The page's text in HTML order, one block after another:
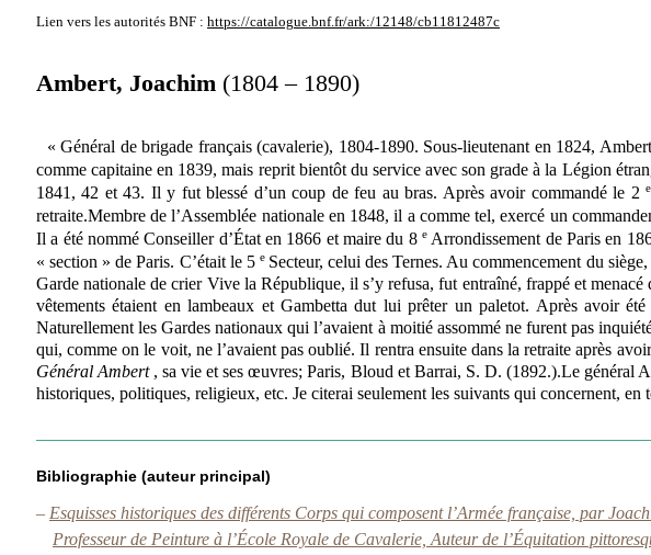
Lien vers les autorités BNF : https://catalogue.bnf.fr/ark:/12148/cb11812487c
Ambert, Joachim (1804 – 1890)
« Général de brigade français (cavalerie), 1804-1890. Sous-lieutenant en 1824,
comme capitaine en 1839, mais reprit bientôt du service avec son grade à la Légion
1841, 42 et 43. Il y fut blessé d’un coup de feu au bras. Après avoir commandé le 2e
retraite.Membre de l’Assemblée nationale en 1848, il a comme tel, exercé un
Il a été nommé Conseiller d’État en 1866 et maire du 8 e Arrondissement de Paris en
« section » de Paris. C’était le 5 e Secteur, celui des Ternes. Au commencement du
Garde nationale de crier Vive la République, il s’y refusa, fut entraîné, frappé et
vêtements étaient en lambeaux et Gambetta dut lui prêter un paletot. Après avoir
Naturellement les Gardes nationaux qui l’avaient à moitié assommé ne furent pas
qui, comme on le voit, ne l’avaient pas oublié. Il rentra ensuite dans la retraite après
Général Ambert , sa vie et ses œuvres; Paris, Bloud et Barrai, S. D. (1892.).Le général
historiques, politiques, religieux, etc. Je citerai seulement les suivants qui concernent, en
Bibliographie (auteur principal)
– Esquisses historiques des différents Corps qui composent l’Armée française, par
Professeur de Peinture à l’École Royale de Cavalerie, Auteur de l’Équitation